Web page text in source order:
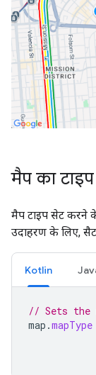
मैप का
मैप टाइप सेट करने
उदाहरण के लिए,
Kotlin
// Sets the
map .mapType